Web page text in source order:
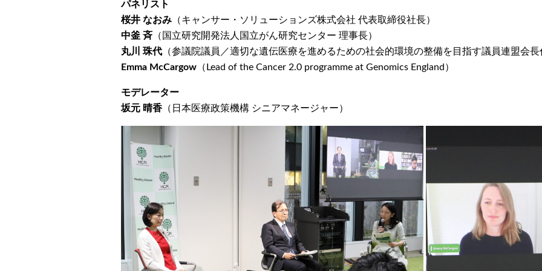
パネリスト
桜井 なおみ （キャンサー・ソリューションズ株式会社 代表取締役社長）
中釜 斉 （国立研究開発法人国立がん研究センター 理事長）
丸川 珠代 （参議院議員／適切な遺伝医療を進めるための社会的環境の整備を目指す議員連盟会長
Emma McCargow （Lead of the Cancer 2.0 programme at Genomics England）
モデレーター
坂元 晴香 （日本医療政策機構 シニアマネージャー）